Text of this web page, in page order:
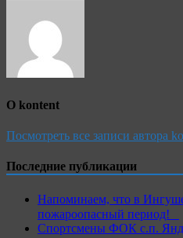
О kontent
Посмотреть все записи автора
Последние публикации
Напоминаем, что в
пожароопасный период!⁣⁣⠀
Спортсмены ФОК с.п.